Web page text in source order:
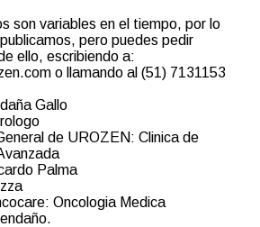
son variables en el tiempo, por lo
pero puedes pedir
ello, escribiendo a:
o llamando al (51) 7131153
Gallo
de UROZEN: Clinica de
Palma
Oncologia Medica